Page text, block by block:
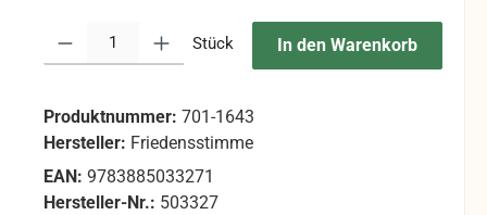
Produkt Anzahl: Gib den gewünschten Wert ein oder benutze
Stück In den Warenkorb
Produktnummer: 701-1643
Hersteller: Friedensstimme
EAN: 9783885033271
Hersteller-Nr.: 503327